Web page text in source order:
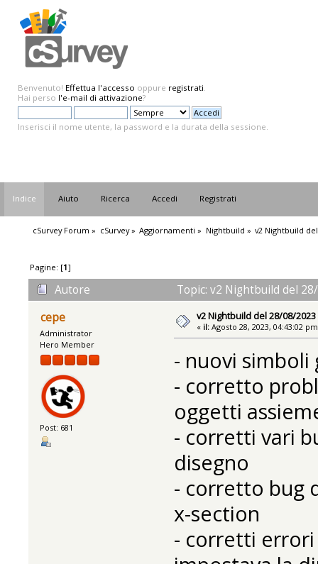
Benvenuto! Effettua l'accesso oppure registrati.
Hai perso l'e-mail di attivazione?
Inserisci il nome utente, la password e la durata della sessione.
Indice Aiuto Ricerca Accedi Registrati
cSurvey Forum » cSurvey» Aggiornamenti » Nightbuild » v2 Nightbuild
Pagine: [1]
Autore
Topic: v2 Nightbuild del
cepe
Administrator
Hero Member
Post: 681
v2 Nightbuild del 28/08/2023
« il: Agosto 28, 2023, 04:43:02
- nuovi simboli
- corretto
oggetti
- corretti vari
disegno
- corretto bug
x-section
- corretti errori